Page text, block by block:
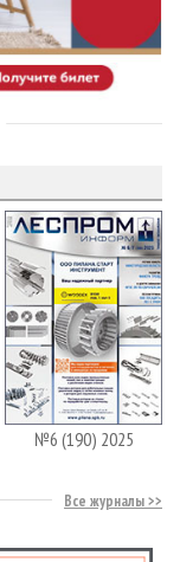
№6 (190) 2025
Все журналы